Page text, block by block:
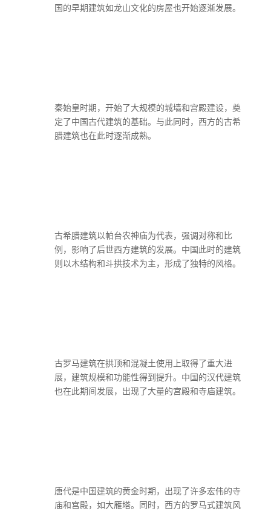
国的早期建筑如龙山文化的房屋也开始逐渐发展。
秦始皇时期，开始了大规模的城墙和宫殿建设，奠
定了中国古代建筑的基础。与此同时，西方的古希
腊建筑也在此时逐渐成熟。
古希腊建筑以帕台农神庙为代表，强调对称和比
例，影响了后世西方建筑的发展。中国此时的建筑
则以木结构和斗拱技术为主，形成了独特的风格。
古罗马建筑在拱顶和混凝土使用上取得了重大进
展，建筑规模和功能性得到提升。中国的汉代建筑
也在此期间发展，出现了大量的宫殿和寺庙建筑。
唐代是中国建筑的黄金时期，出现了许多宏伟的寺
庙和宫殿，如大雁塔。同时，西方的罗马式建筑风